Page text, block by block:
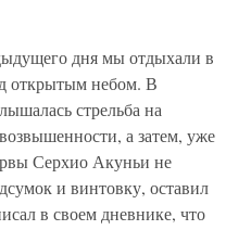
дня мы отдыхали в
открытым небом. В
стрельба на
а затем, уже
Серхио Акуньи не
и винтовку, оставил
в своем дневнике, что